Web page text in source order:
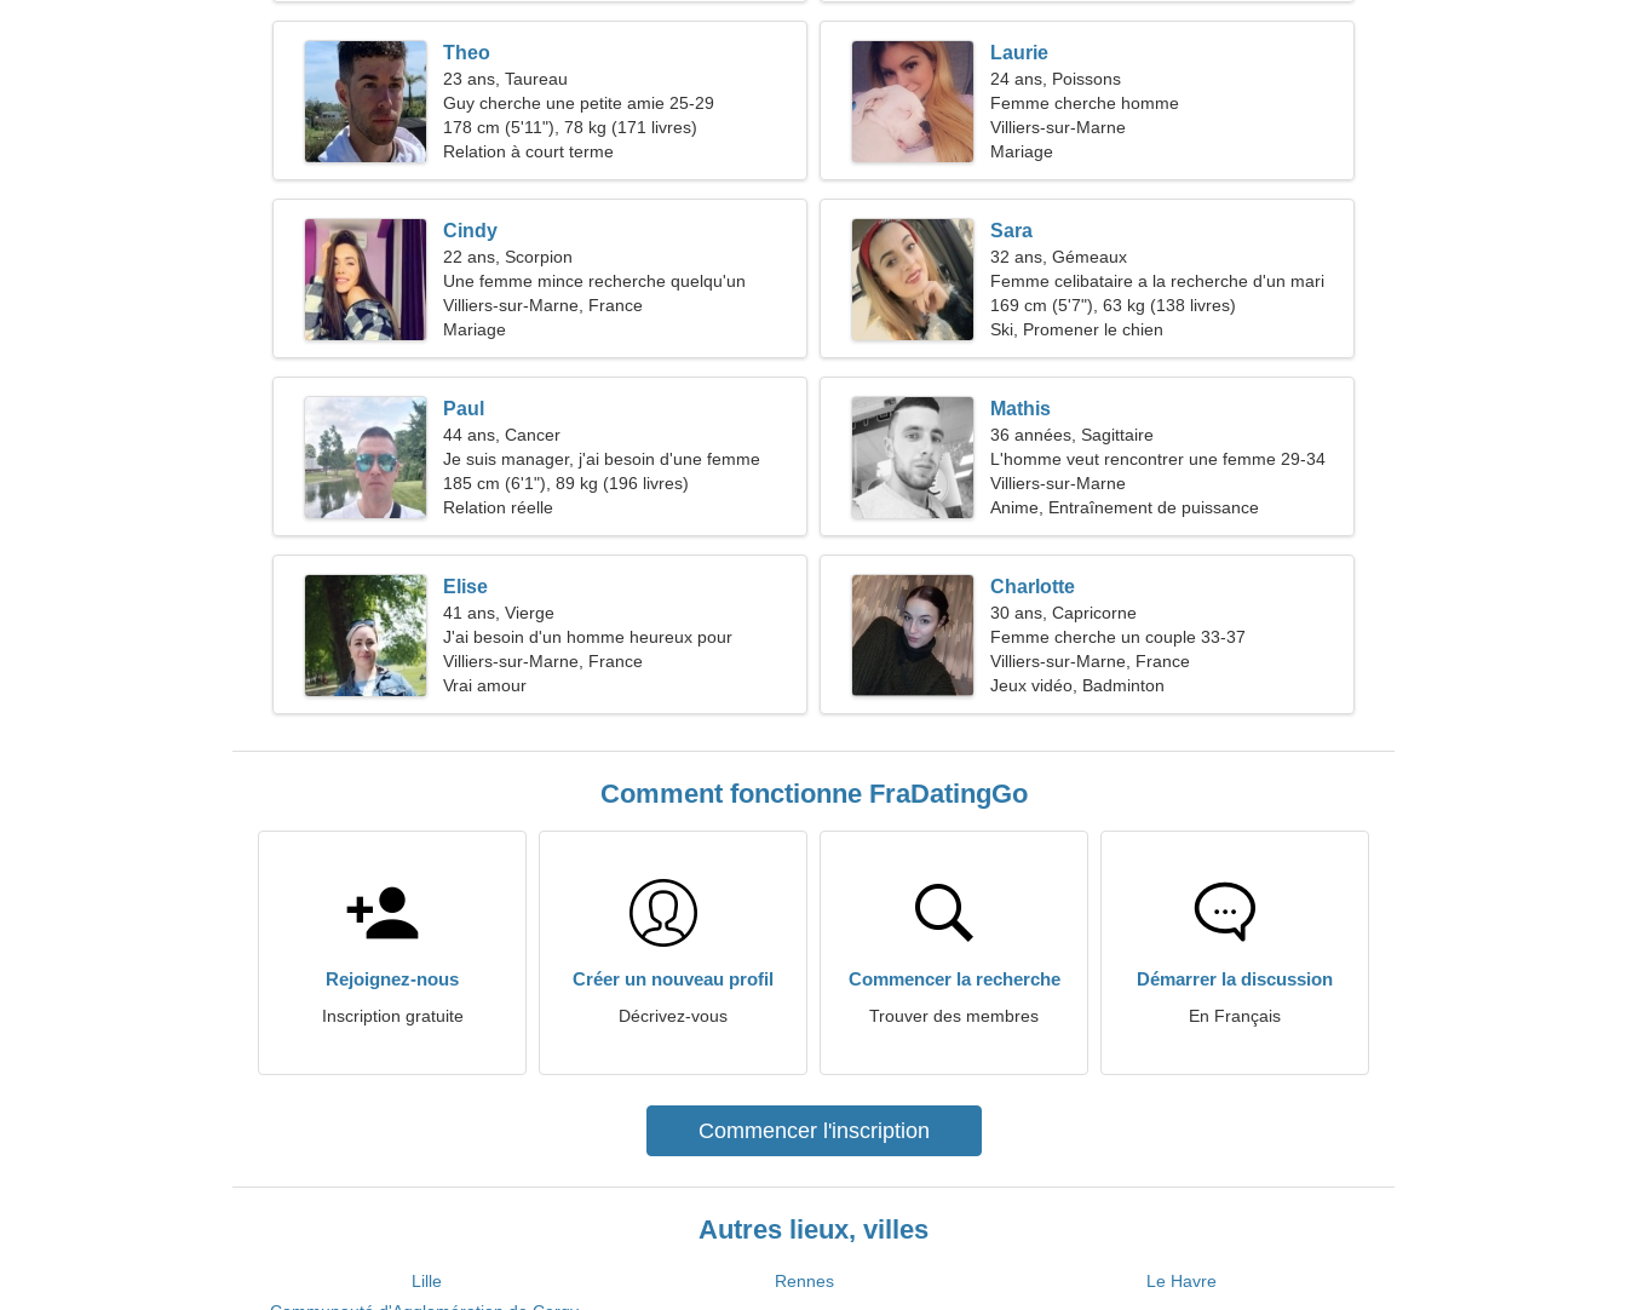
Theo
23 ans, Taureau
Guy cherche une petite amie 25-29
178 cm (5'11"), 78 kg (171 livres)
Relation à court terme
Laurie
24 ans, Poissons
Femme cherche homme
Villiers-sur-Marne
Mariage
Cindy
22 ans, Scorpion
Une femme mince recherche quelqu'un
comme vous
Villiers-sur-Marne, France
Mariage
Sara
32 ans, Gémeaux
Femme celibataire a la recherche d'un mari
36-43
169 cm (5'7"), 63 kg (138 livres)
Ski, Promener le chien
Paul
44 ans, Cancer
Je suis manager, j'ai besoin d'une femme
ardente
185 cm (6'1"), 89 kg (196 livres)
Relation réelle
Mathis
36 années, Sagittaire
L'homme veut rencontrer une femme 29-34
Villiers-sur-Marne
Anime, Entraînement de puissance
Elise
41 ans, Vierge
J'ai besoin d'un homme heureux pour
voyager
Villiers-sur-Marne, France
Vrai amour
Charlotte
30 ans, Capricorne
Femme cherche un couple 33-37
Villiers-sur-Marne, France
Jeux vidéo, Badminton
Comment fonctionne FraDatingGo
Rejoignez-nous
Inscription gratuite
Créer un nouveau profil
Décrivez-vous
Commencer la recherche
Trouver des membres
Démarrer la discussion
En Français
Commencer l'inscription
Autres lieux, villes
Lille Rennes
Le Havre